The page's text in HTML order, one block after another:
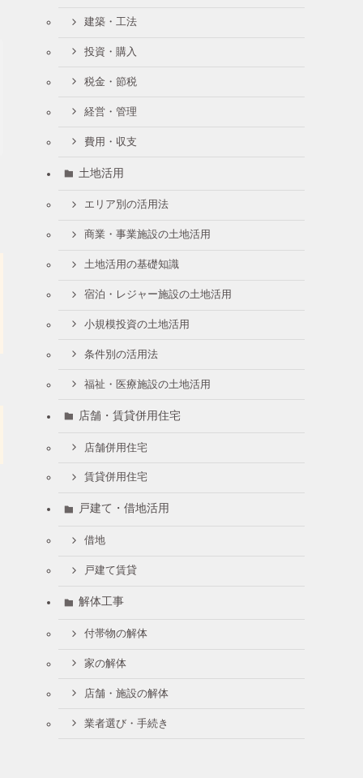
建築・工法
投資・購入
税金・節税
経営・管理
費用・収支
土地活用
エリア別の活用法
商業・事業施設の土地活用
土地活用の基礎知識
宿泊・レジャー施設の土地活用
小規模投資の土地活用
条件別の活用法
福祉・医療施設の土地活用
店舗・賃貸併用住宅
店舗併用住宅
賃貸併用住宅
戸建て・借地活用
借地
戸建て賃貸
解体工事
付帯物の解体
家の解体
店舗・施設の解体
業者選び・手続き